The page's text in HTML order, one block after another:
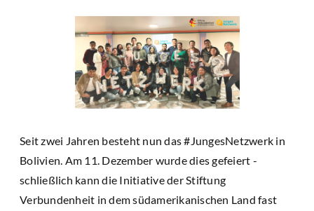
Seit zwei Jahren besteht nun das #JungesNetzwerk in
Bolivien. Am 11. Dezember wurde dies gefeiert -
schließlich kann die Initiative der Stiftung
Verbundenheit in dem südamerikanischen Land fast